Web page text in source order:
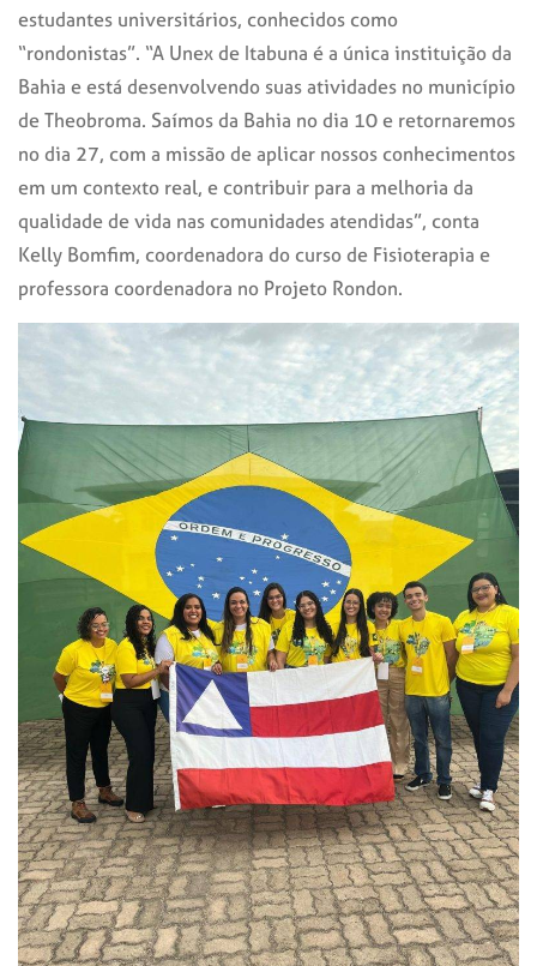
estudantes universitários, conhecidos como
“rondonistas”. “A Unex de Itabuna é a única instituição da
Bahia e está desenvolvendo suas atividades no município
de Theobroma. Saímos da Bahia no dia 10 e retornaremos
no dia 27, com a missão de aplicar nossos conhecimentos
em um contexto real, e contribuir para a melhoria da
qualidade de vida nas comunidades atendidas”, conta
Kelly Bomfim, coordenadora do curso de Fisioterapia e
professora coordenadora no Projeto Rondon.